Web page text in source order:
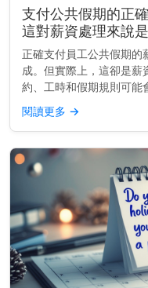
支付公共假期的正
這對薪資處理來說
正確支付員工公共假期
成。但實際上，這卻是薪
約、工時和假期規則可能
題。無論你是經營小型企
不僅關乎金錢，更關...
閱讀更多 →